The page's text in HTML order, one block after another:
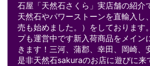
石屋「天然石さくら」実店舗の紹介
天然石やパワーストーンを直輸入し
売も始めました。）をしております
プも運営中です新入荷商品をメイン
きます！三河、蒲郡、幸田、岡崎、
是非天然石sakuraのお店に遊びに来